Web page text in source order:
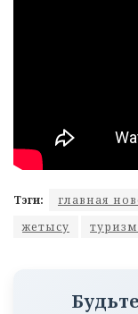
Тэги: главная
жетысу
туризм